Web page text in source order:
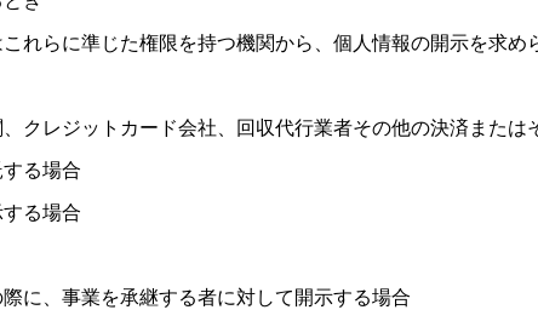
れらに準じた権限を持つ機関から、個人情報の開示を求め
クレジットカード会社、回収代行業者その他の決済または
る場合
る場合
に、事業を承継する者に対して開示する場合